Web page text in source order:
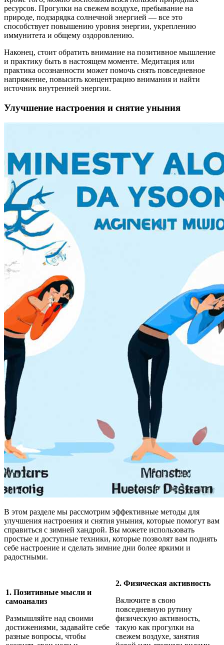
ресурсов. Прогулки на свежем воздухе, пребывание на
природе, подзарядка солнечной энергией — все это
способствует повышению уровня энергии, укреплению
иммунитета и общему оздоровлению.
Наконец, стоит обратить внимание на позитивное мышление
и практику быть в настоящем моменте. Медитация или
практика осознанности может помочь снять повседневное
напряжение, повысить концентрацию внимания и найти
источник внутренней энергии.
Улучшение настроения и снятие уныния
В этом разделе мы рассмотрим эффективные методы для
улучшения настроения и снятия уныния, которые помогут вам
справиться с зимней хандрой. Вы можете использовать
простые и доступные техники, которые позволят вам поднять
себе настроение и сделать зимние дни более яркими и
радостными.
1. Позитивные мысли и
самоанализ
Размышляйте над своими
достижениями, задавайте себе
разные вопросы, чтобы
2. Физическая активность
Включите в свою
повседневную рутину
физическую активность,
такую как прогулки на
свежем воздухе, занятия